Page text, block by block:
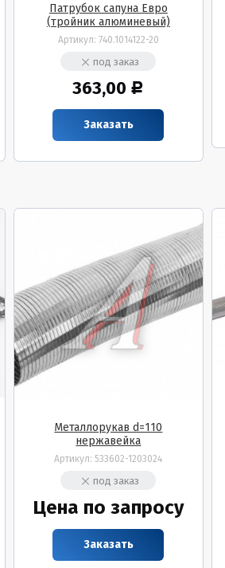
Патрубок сапуна Евро
(тройник алюминевый)
Артикул: 740.1014122-20
под заказ
363,00 Р
Заказать
Металлорукав d=110
нержавейка
Артикул:533602-1203024
под заказ
Цена по запросу
Заказать